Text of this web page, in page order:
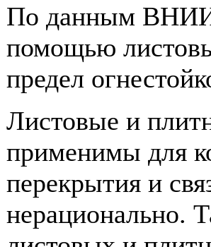
По данным
помощью
предел
Листовые и
применимы для
перекрытия и
нерационально.